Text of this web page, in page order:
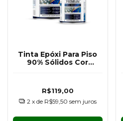
Tinta Epóxi Para Piso
90% Sólidos Cor
R$119,00
2 x de R$59,50 sem juros